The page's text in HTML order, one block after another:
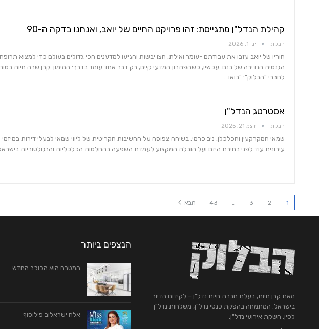
קהילת הנדל"ן מתגייסת: זהו פרויקט החיים של יואב, ואנחנו בדקה ה-90
הבלוק ינו 1, 2026
הוריו של יואב עזבו את עבודתם -עומר ואילת, חצו יבשות והגיעו למדענים הכי גדולים בעולם כדי למצוא
הגנטית הנדירה של בנם. עכשיו, כשהפתרון המדעי קיים, רק דבר אחד עומד בדרך: המימון. קרן שרה חיות בטור
לחברי "הבלוק": "בואו…
אסטרטג הנדל"ן
הבלוק דצמ 21, 2025
שמאי המקרקעין והכלכלן, ניב כרמי, בשיחה צפופה על החשיבות הקריטית של ליווי שמאי לבעלי דירות
עירונית עוד לפני בחירת היזם ועל הובלת המקצוע לעמדת השפעה בהחלטות הכלכליות והרגולטוריות
1
2
3
…
43 הבא
מאת קרן חיות, בעלת חברת חיות נדל"ן – לקידום הדיור
בישראל. המתמחה בהפקת כנסי נדל"ן, משלחות נדל"ן
לסין, השקת אירועי נדל"ן.
הנצפים ביותר
המטבח הוא הכוכב החדש
אלה ישראלוב פילוסוף